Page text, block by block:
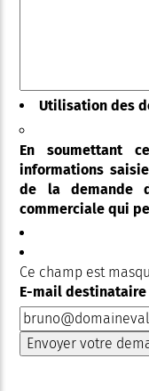
Utilisation des
En soumettant
informations
de la demande
commerciale qui
Ce champ est
E-mail destinataire